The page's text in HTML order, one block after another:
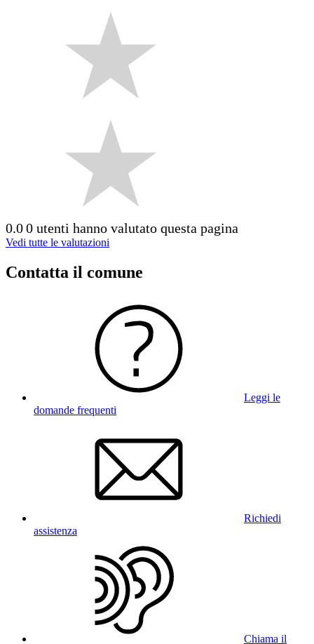
0.00 utenti hanno valutato questa pagina
Vedi tutte le valutazioni
Contatta il comune
Leggi le
domande frequenti
Richiedi
assistenza
Chiama il